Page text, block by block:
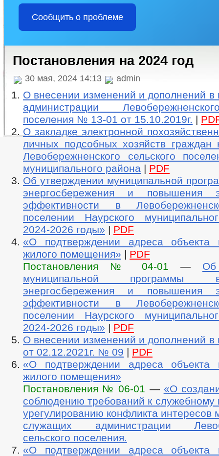
Сообщить о проблеме
Постановления на 2024 год
30 мая, 2024 14:13 admin
О внесении изменений и дополнений в
администрации
поселения № 13-01 от 15.10.2019г. |
О закладке электронной
личных подсобных хозяйств граждан
Левобережненского сельского
муниципального района | PDF
Об утверждении муниципальной
энергосбережения и повышения
эффективности в
поселении Наурского
2024-2026 годы» | PDF
«О подтверждении адреса объекта
жилого помещения» | PDF
Постановления № 04-01 — Об
муниципальной программы
энергосбережения и повышения
эффективности в
поселении Наурского
2024-2026 годы» | PDF
О внесении изменений и дополнений в
от 02.12.2021г. № 09 | PDF
«О подтверждении адреса объекта
жилого помещения»
Постановления № 06-01 — «О
соблюдению требований к служебному
урегулированию конфликта интересов
служащих администрации
сельского поселения.
«О подтверждении адреса объекта